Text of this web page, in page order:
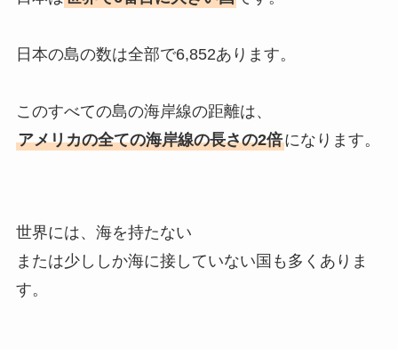
日本の島の数は全部で6,852あります。
このすべての島の海岸線の距離は、
アメリカの全ての海岸線の長さの2倍になります。
世界には、海を持たない
または少ししか海に接していない国も多くありま
す。